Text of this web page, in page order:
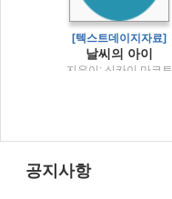
[텍스트데이지자료]
날씨의 아이
지은이: 신카이 마코토
공지사항